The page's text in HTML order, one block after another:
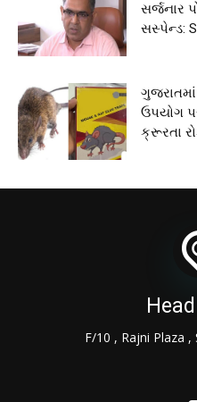
સર્જનાર
સસ્પેન્ડ:
ઉપયોગ
ક્રૂરતા
F/10 , Rajni Plaza